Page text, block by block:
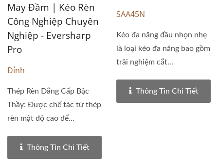
May Đầm | Kéo Rèn
Công Nghiệp Chuyên
Nghiệp - Eversharp
Pro
Đỉnh
Thép Rèn Đẳng Cấp Bậc
Thầy: Được chế tác từ thép
rèn mật độ cao để...
Thông Tin Chi Tiết
SAA45N
Kéo đa năng đầu nhọn nhẹ
là loại kéo đa năng bao gồm
trải nghiệm cắt...
Thông Tin Chi Tiết